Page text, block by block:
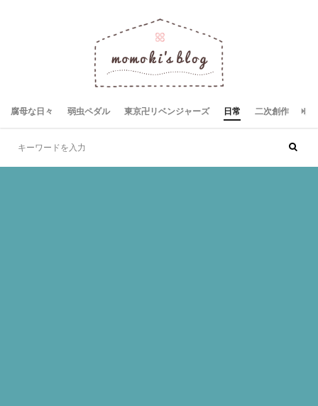
腐母な日々 弱虫ペダル 東京卍リベンジャーズ 日常 二次創作 お